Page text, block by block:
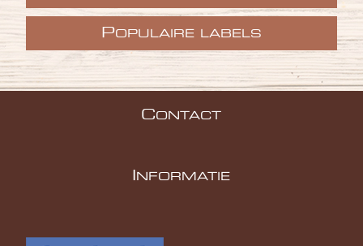
POPULAIRE LABELS
CONTACT
NFORMATIE